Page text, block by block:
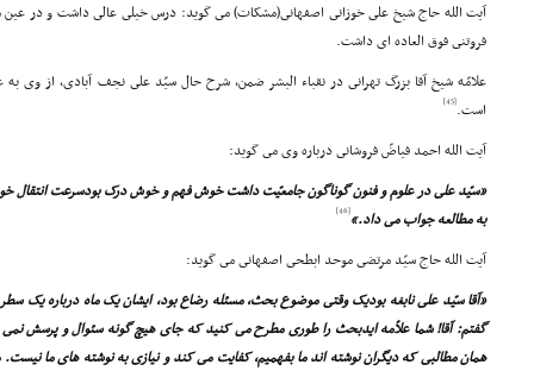
آیت الله حاج شیخ على خوزانى اصفهانى(مشکات) مى گوید: درس خیلى عالى داشت و در عین
فروتنى فوق العاده اى داشت.
علامّه شیخ آقا بزرگ تهرانى در نقباء البشر ضمن، شرح حال سیّد على نجف آبادى، از وى به
است.[45]
آیت الله احمد فیاضّ فروشانى درباره وى مى گوید:
«سیّد على در علوم و فنون گوناگون جامعیّت داشت خوش فهم و خوش درک بودسرعت انتقال
به مطالعه جواب مى داد.»[46]
آیت الله حاج سیّد مرتضى موحد ابطحى اصفهانى مى گوید:
«آقا سیّد على نابغه بودیک وقتى موضوع بحث، مسئله رضاع بود، ایشان یک ماه درباره یک
گفتم: آقا! شما علاّمه ایدبحث را طورى مطرح مى کنید که جاى هیچ گونه سئوال و پرسش
همان مطالبى که دیگران نوشته اند ما بفهمیم، کفایت مى کند و نیازى به نوشته هاى ما